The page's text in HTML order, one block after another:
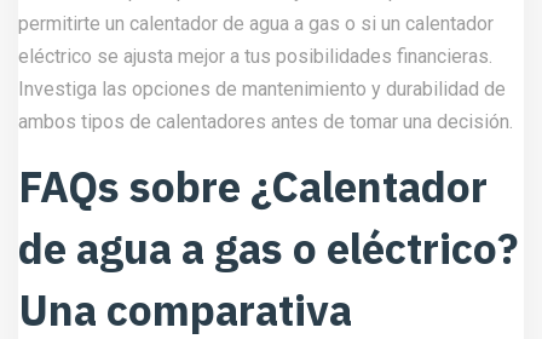
permitirte un calentador de agua a gas o si un calentador
eléctrico se ajusta mejor a tus posibilidades financieras.
Investiga las opciones de mantenimiento y durabilidad de
ambos tipos de calentadores antes de tomar una decisión.
FAQs sobre ¿Calentador
de agua a gas o eléctrico?
Una comparativa